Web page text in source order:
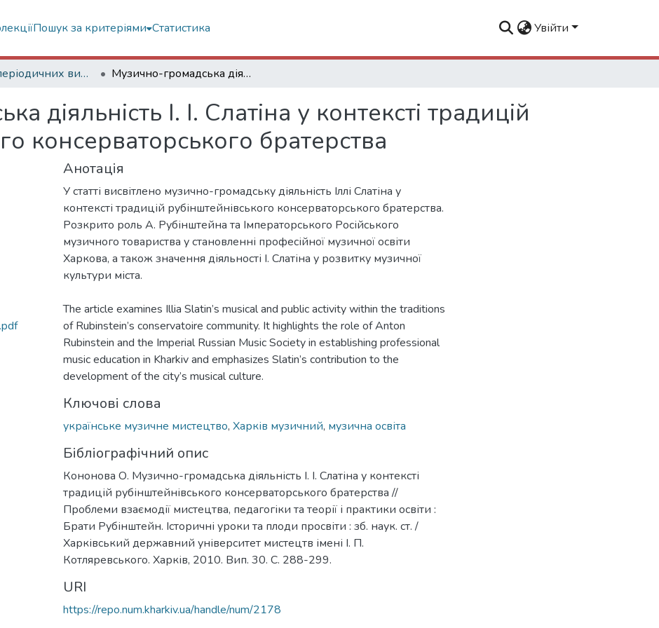
Пошук за критеріями Статистика Увійти
Статті з періодичних видань Музично-громадська діяльність І. І. Слатіна у контексті традицій рубінштейнівського консерваторського братерства
діяльність І. І. Слатіна у контексті традицій
консерваторського братерства
Анотація
У статті висвітлено музично-громадську діяльність Іллі Слатіна у
контексті традицій рубінштейнівського консерваторського братерства.
Розкрито роль А. Рубінштейна та Імператорського Російського
музичного товариства у становленні професійної музичної освіти
Харкова, а також значення діяльності І. Слатіна у розвитку музичної
культури міста.
The article examines Illia Slatin’s musical and public activity within the traditions
of Rubinstein’s conservatoire community. It highlights the role of Anton
Rubinstein and the Imperial Russian Music Society in establishing professional
music education in Kharkiv and emphasizes Slatin’s contribution to the
development of the city’s musical culture.
Ключові слова
українське музичне мистецтво, Харків музичний, музична освіта
Бібліографічний опис
Кононова О. Музично-громадська діяльність І. І. Слатіна у контексті
традицій рубінштейнівського консерваторського братерства //
Проблеми взаємодії мистецтва, педагогіки та теорії і практики освіти :
Брати Рубінштейн. Історичні уроки та плоди просвіти : зб. наук. ст. /
Харківський державний університет мистецтв імені І. П.
Котляревського. Харків, 2010. Вип. 30. С. 288-299.
URI
https://repo.num.kharkiv.ua/handle/num/2178